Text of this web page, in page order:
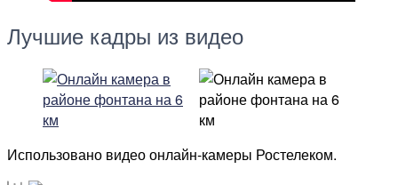
Лучшие кадры из видео
Использовано видео онлайн-камеры Ростелеком.